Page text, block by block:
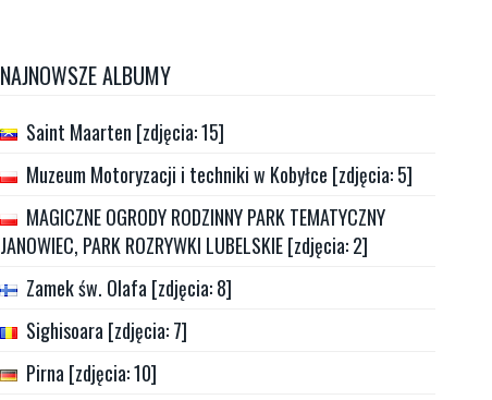
NAJNOWSZE ALBUMY
Saint Maarten [zdjęcia: 15]
Muzeum Motoryzacji i techniki w Kobyłce [zdjęcia: 5]
MAGICZNE OGRODY RODZINNY PARK TEMATYCZNY
JANOWIEC, PARK ROZRYWKI LUBELSKIE [zdjęcia: 2]
Zamek św. Olafa [zdjęcia: 8]
Sighisoara [zdjęcia: 7]
Pirna [zdjęcia: 10]